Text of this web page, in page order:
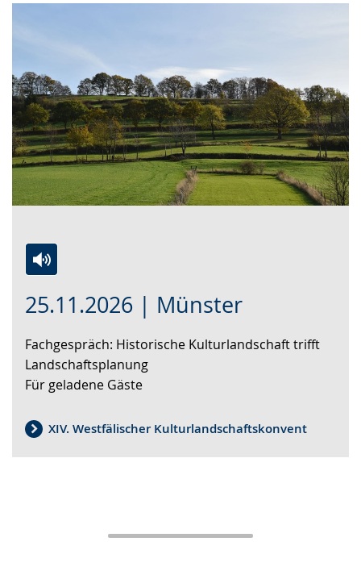
25.11.2026 | Münster
Leichten
wechseln.
Audio-
Video
Deutscher
Gebärdensprache
wird
Fachgespräch: Historische Kulturlandschaft trifft
Landschaftsplanung
Für geladene Gäste
XIV. Westfälischer Kulturlandschaftskonvent